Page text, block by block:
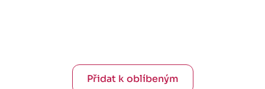
Přidat k oblíbeným